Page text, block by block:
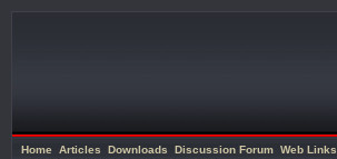
Home Articles Downloads Discussion Forum Web Links